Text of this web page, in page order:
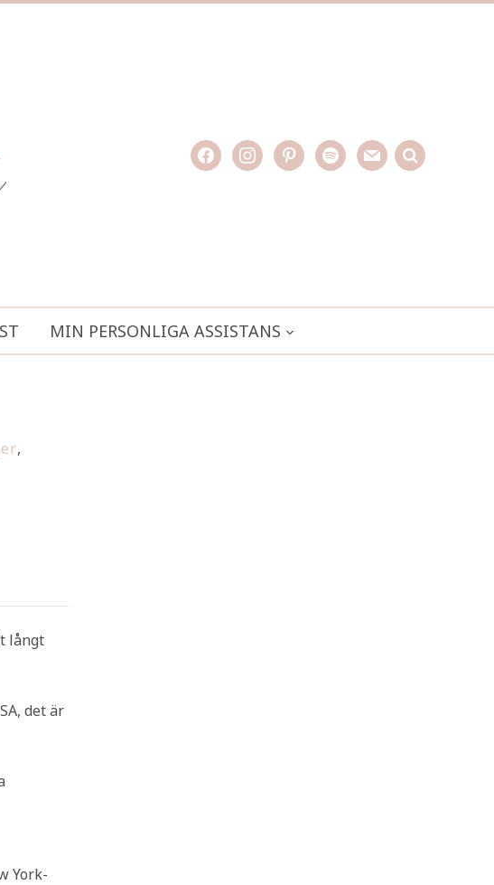
facebookinstagrampinterestspotifymail search
MIN PERSONLIGA ASSISTANS
,
långt
det är
York-